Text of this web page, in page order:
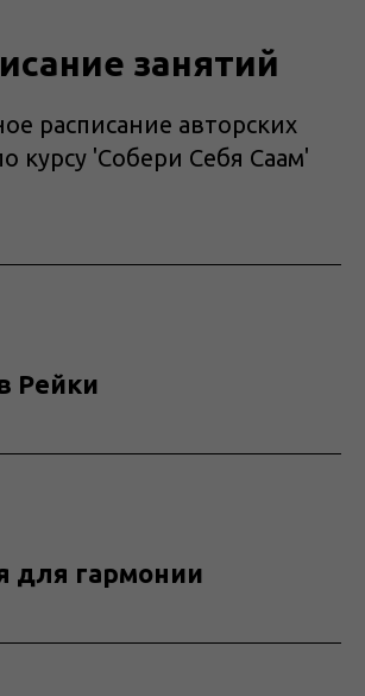
занятий
расписание авторских
курсу 'Собери Себя Саам'
Рейки
для гармонии